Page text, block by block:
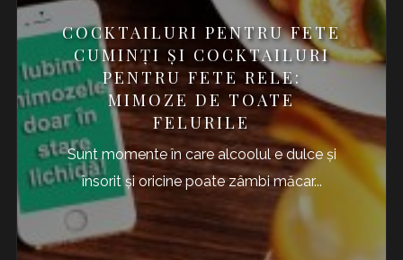
COCKTAILURI PENTRU FETE
CUMINȚI ȘI COCKTAILURI
PENTRU FETE RELE:
MIMOZE DE TOATE
FELURILE
Sunt momente în care alcoolul e dulce și
însorit și oricine poate zâmbi măcar...